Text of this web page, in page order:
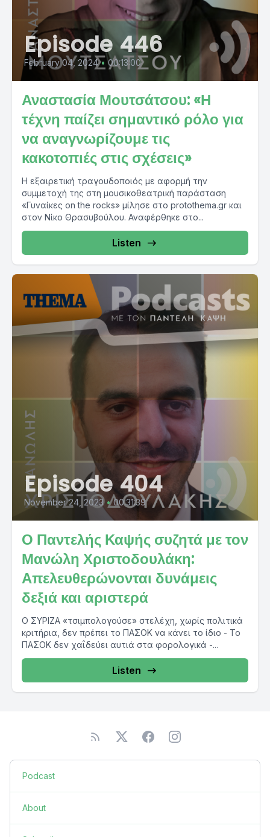
Episode 446
February 04, 2024 • 00:13:00
Αναστασία Μουτσάτσου: «Η
τέχνη παίζει σημαντικό ρόλο για
να αναγνωρίζουμε τις
κακοτοπιές στις σχέσεις»
Η εξαιρετική τραγουδοποιός με αφορμή την
συμμετοχή της στη μουσικοθεατρική παράσταση
«Γυναίκες on the rocks» μίλησε στο protothema.gr και
στον Νίκο Θρασυβούλου. Αναφέρθηκε στο...
Listen
Episode 404
November 24, 2023 • 00:31:39
Ο Παντελής Καψής συζητά με τον
Μανώλη Χριστοδουλάκη:
Απελευθερώνονται δυνάμεις
δεξιά και αριστερά
Ο ΣΥΡΙΖΑ «τσιμπολογούσε» στελέχη, χωρίς πολιτικά
κριτήρια, δεν πρέπει το ΠΑΣΟΚ να κάνει το ίδιο - Το
ΠΑΣΟΚ δεν χαΐδεύει αυτιά στα φορολογικά -...
Listen
Podcast
About